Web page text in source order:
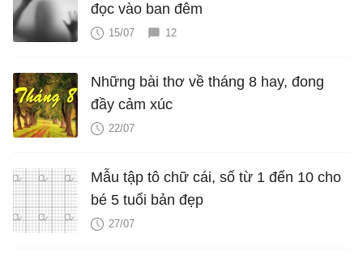
đọc vào ban đêm
15/07 12
Những bài thơ về tháng 8 hay, đong
đầy cảm xúc
22/07
Mẫu tập tô chữ cái, số từ 1 đến 10 cho
bé 5 tuổi bản đẹp
27/07